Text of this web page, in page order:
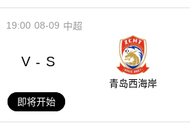
08-09
19:00 中超
V - S
青岛西海岸
即将开始